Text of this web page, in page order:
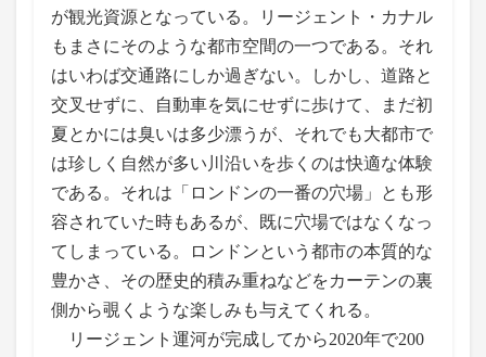
が観光資源となっている。リージェント・カナル
もまさにそのような都市空間の一つである。それ
はいわば交通路にしか過ぎない。しかし、道路と
交叉せずに、自動車を気にせずに歩けて、まだ初
夏とかには臭いは多少漂うが、それでも大都市で
は珍しく自然が多い川沿いを歩くのは快適な体験
である。それは「ロンドンの一番の穴場」とも形
容されていた時もあるが、既に穴場ではなくなっ
てしまっている。ロンドンという都市の本質的な
豊かさ、その歴史的積み重ねなどをカーテンの裏
側から覗くような楽しみも与えてくれる。
リージェント運河が完成してから2020年で200